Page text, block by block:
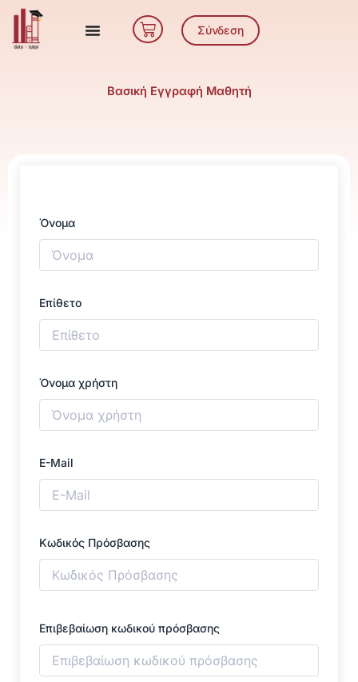
Μετάβαση
περιεχόμενο
Cart Σύνδεση
Βασική Εγγραφή Μαθητή
Όνομα
Επίθετο
Όνομα χρήστη
E-Mail
Κωδικός Πρόσβασης
Επιβεβαίωση κωδικού πρόσβασης